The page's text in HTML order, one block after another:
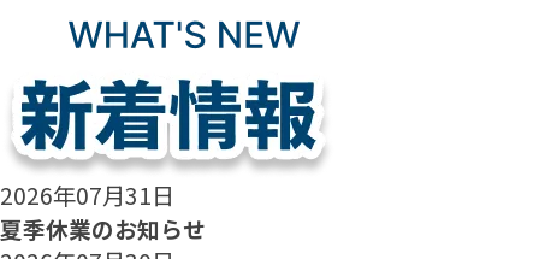
2026年07月31日
夏季休業のお知らせ